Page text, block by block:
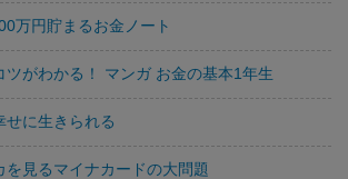
万円貯まるお金ノート
ツがわかる！ マンガ お金の基本1年生
せに生きられる
見るマイナカードの大問題